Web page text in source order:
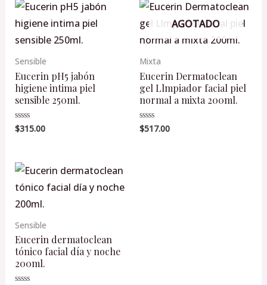
Sensible
Eucerin pH5 jabón
higiene intima piel
sensible 250ml.
Valorado
en
$315.00
AGOTADO
Mixta
Eucerin Dermatoclean
gel Llmpiador facial piel
normal a mixta 200ml.
Valorado
en
$517.00
Sensible
Eucerin dermatoclean
tónico facial día y noche
200ml.